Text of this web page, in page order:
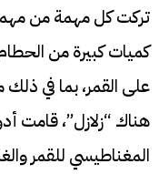
تركت كل مهمة من
كميات كبيرة من
على القمر، بما في ذلك
هناك “زلازل”، قامت
المغناطيسي للقمر